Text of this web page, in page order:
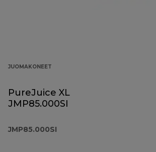
JUOMAKONEET
PureJuice XL
JMP85.000SI
JMP85.000SI